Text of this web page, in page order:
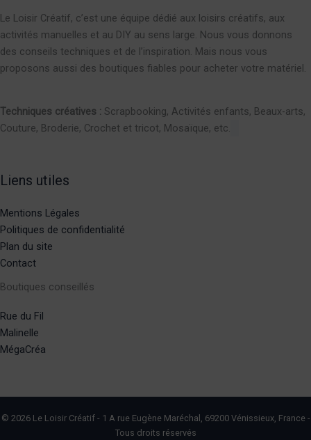
Le Loisir Créatif, c’est une équipe dédié aux loisirs créatifs, aux
activités manuelles et au DIY au sens large. Nous vous donnons
des conseils techniques et de l’inspiration. Mais nous vous
proposons aussi des boutiques fiables pour acheter votre matériel.
Techniques créatives : Scrapbooking, Activités enfants, Beaux-arts,
Couture, Broderie, Crochet et tricot, Mosaïque, etc.
Liens utiles
Mentions Légales
Politiques de confidentialité
Plan du site
Contact
Boutiques conseillés
Rue du Fil
Malinelle
MégaCréa
© 2026 Le Loisir Créatif - 1 A rue Eugène Maréchal, 69200 Vénissieux, France -
Tous droits réservés